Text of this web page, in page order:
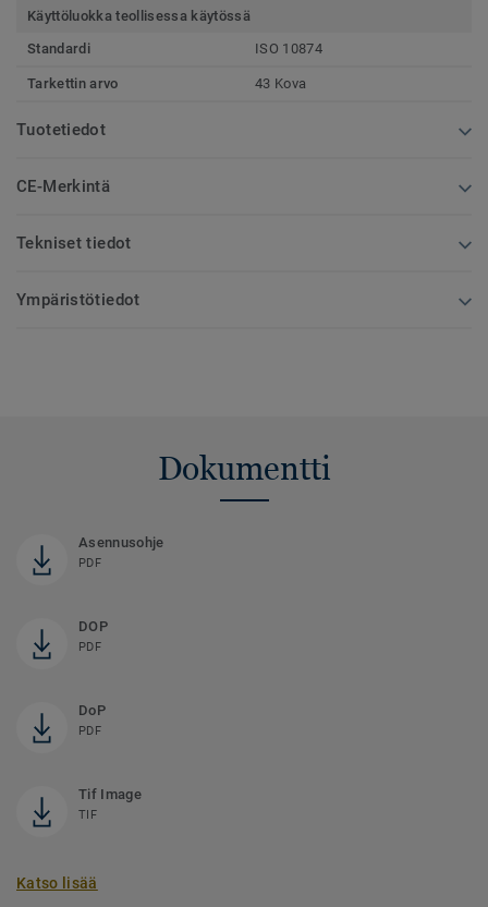
Käyttöluokka teollisessa käytössä
Standardi
ISO 10874
Tarkettin arvo 43 Kova
Tuotetiedot
CE-Merkintä
Tekniset tiedot
Ympäristötiedot
Dokumentti
Asennusohje
PDF
DOP
PDF
DoP
PDF
Tif Image
TIF
Katso lisää